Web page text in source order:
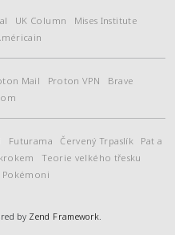
UK Column
Mises Institute
Mail Proton VPN
Brave
Futurama Červený Trpaslík
Pat a
Teorie velkého třesku
Pokémoni
by Zend Framework.